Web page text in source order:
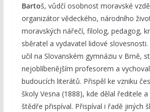
Bartoš, vůdčí osobnost moravské
organizátor vědeckého, národního
moravských nářečí, filolog, pedagog,
sběratel a vydavatel lidové
učil na Slovanském gymnáziu v Brně,
nejoblíbenějším profesorem a
budoucích literátů. Přispěl ke vzniku
školy Vesna (1888), kde dělal ředitele
štědře přispíval. Přispíval i řadě jiných